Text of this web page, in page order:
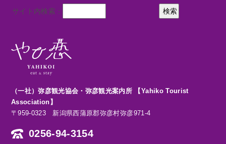
サイト内検索：
（一社）弥彦観光協会・弥彦観光案内所 【Yahiko Tourist
Association】
〒959-0323 新潟県西蒲原郡弥彦村弥彦971-4
0256-94-3154